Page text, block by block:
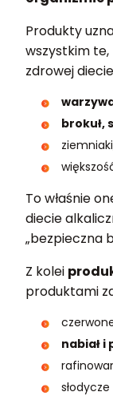
Produkty
wszystkim
zdrowej
brokuł,
To właśnie
diecie
„bezpieczna
Z kolei
produktami
nabiał